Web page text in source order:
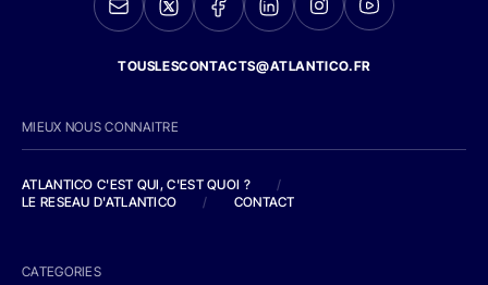
TOUSLESCONTACTS@ATLANTICO.FR
MIEUX NOUS CONNAITRE
ATLANTICO C'EST QUI, C'EST QUOI ?
/
LE RESEAU D'ATLANTICO
/ CONTACT
CATEGORIES